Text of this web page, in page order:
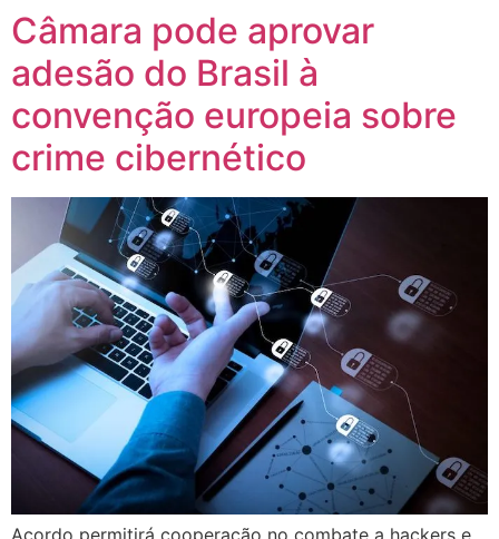
Câmara pode aprovar
adesão do Brasil à
convenção europeia sobre
crime cibernético
Acordo permitirá cooperação no combate a hackers e